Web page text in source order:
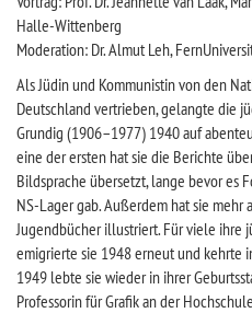
Halle-Wittenberg
Moderation: Dr. Almut Leh,
Als Jüdin und Kommunistin von den
Deutschland vertrieben, gelangte die
Grundig (1906–1977) 1940 auf
eine der ersten hat sie die Berichte
Bildsprache übersetzt, lange bevor es
NS-Lager gab. Außerdem hat sie mehr
Jugendbücher illustriert. Für viele ihre
emigrierte sie 1948 erneut und kehrte
1949 lebte sie wieder in ihrer
Professorin für Grafik an der